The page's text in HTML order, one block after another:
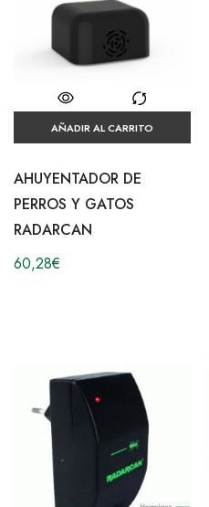
AÑADIR AL CARRITO
AHUYENTADOR DE
PERROS Y GATOS
RADARCAN
60,28€